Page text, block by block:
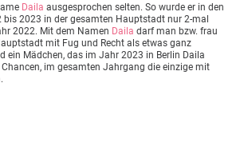
Daila ausgesprochen selten. So wurde er in den
2023 in der gesamten Hauptstadt nur 2-mal
2022. Mit dem Namen Daila darf man bzw. frau
mit Fug und Recht als etwas ganz
ein Mädchen, das im Jahr 2023 in Berlin Daila
im gesamten Jahrgang die einzige mit